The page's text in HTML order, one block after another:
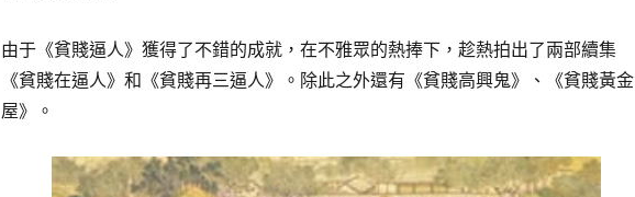
由于《貧賤逼人》獲得了不錯的成就，在不雅眾的熱捧下，趁熱拍出了兩部續集
《貧賤在逼人》和《貧賤再三逼人》。除此之外還有《貧賤高興鬼》、《貧賤黃金
屋》。